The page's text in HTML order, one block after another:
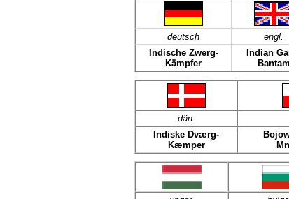
deutsch engl.
Indische Zwerg-
Kämpfer
Indian
Bantam
dän.
Indiske Dværg-
Kæmper